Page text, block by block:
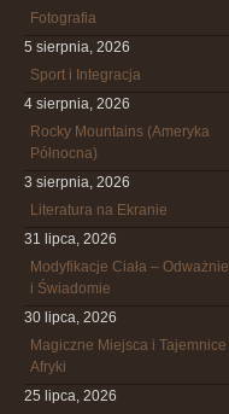
Fotografia
5 sierpnia, 2026
Sport i Integracja
4 sierpnia, 2026
Rocky Mountains (Ameryka
Północna)
3 sierpnia, 2026
Literatura na Ekranie
31 lipca, 2026
Modyfikacje Ciała – Odważnie
i Świadomie
30 lipca, 2026
Magiczne Miejsca i Tajemnice
Afryki
25 lipca, 2026